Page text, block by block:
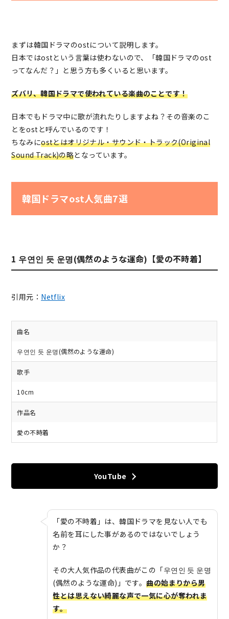
まずは韓国ドラマのostについて説明します。
日本ではostという言葉は使わないので、「韓国ドラマのost
ってなんだ？」と思う方も多くいると思います。
ズバリ、韓国ドラマで使われている楽曲のことです！
日本でもドラマ中に歌が流れたりしますよね？その音楽のこ
とをostと呼んでいるのです！
ちなみにostとはオリジナル・サウンド・トラック(Original
Sound Track)の略となっています。
韓国ドラマost人気曲7選
1 우연인 듯 운명(偶然のような運命)【愛の不時着】
引用元： Netflix
曲名
우연인 듯 운명(偶然のような運命)
歌手
10cm
作品名
愛の不時着
YouTube
「愛の不時着」は、韓国ドラマを見ない人でも
名前を耳にした事があるのではないでしょう
か？
その大人気作品の代表曲がこの「우연인 듯 운명
(偶然のような運命)」です。曲の始まりから男
性とは思えない綺麗な声で一気に心が奪われま
す。